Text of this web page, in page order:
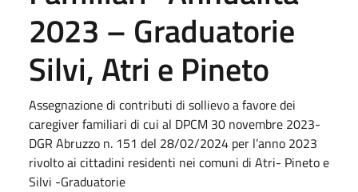
2023 – Graduatorie
Silvi, Atri e Pineto
Assegnazione di contributi di sollievo a favore dei
caregiver familiari di cui al DPCM 30 novembre 2023-
DGR Abruzzo n. 151 del 28/02/2024 per l’anno 2023
rivolto ai cittadini residenti nei comuni di Atri- Pineto e
Silvi -Graduatorie